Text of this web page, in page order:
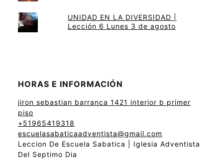
UNIDAD EN LA DIVERSIDAD |
Lección 6 Lunes 3 de agosto
HORAS E INFORMACIÓN
jiron sebastian barranca 1421 interior b primer
piso
+51965419318
escuelasabaticaadventista@gmail.com
Leccion De Escuela Sabatica | Iglesia Adventista
Del Septimo Dia